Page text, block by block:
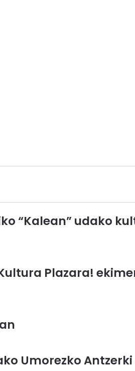
“Kalean” udako
Plazara!
Umorezko